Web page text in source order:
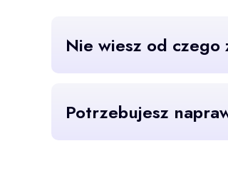
Skontaktuj się z nami
Nie wiesz od czego
Skontaktuj się z nami
Potrzebujesz